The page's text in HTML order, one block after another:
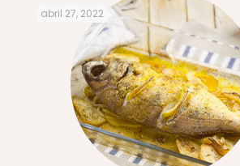
abril 27, 2022